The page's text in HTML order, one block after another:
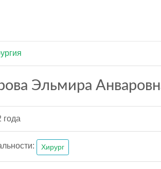
Эльмира
года
Хирург